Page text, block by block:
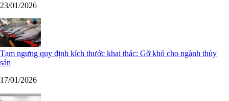
23/01/2026
Tạm ngưng quy định kích thước khai thác: Gỡ khó cho ngành thủy
sản
17/01/2026